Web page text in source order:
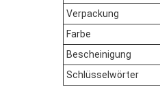
Verpackung
Farbe
Bescheinigung
Schlüsselwörter